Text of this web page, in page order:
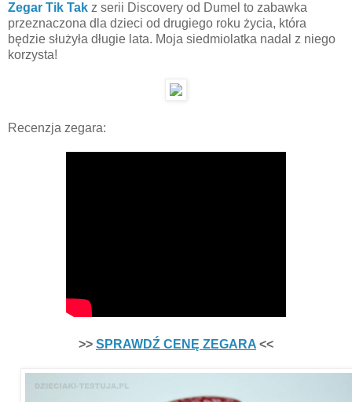
Zegar Tik Tak z serii Discovery od Dumel to zabawka
przeznaczona dla dzieci od drugiego roku życia, która
będzie służyła długie lata. Moja siedmiolatka nadal z niego
korzysta!
Recenzja zegara:
>> SPRAWDŹ CENĘ ZEGARA <<